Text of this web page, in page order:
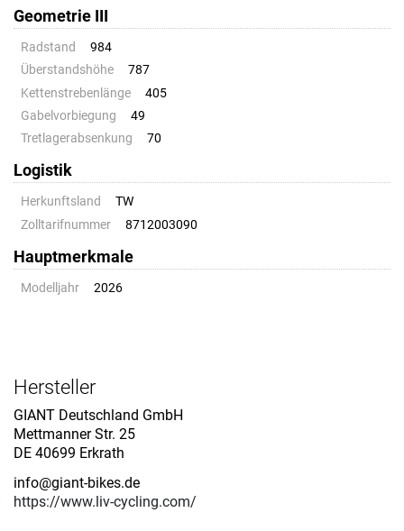
Geometrie III
Radstand
984
Überstandshöhe
787
Kettenstrebenlänge
405
Gabelvorbiegung
49
Tretlagerabsenkung
70
Logistik
Herkunftsland
TW
Zolltarifnummer
8712003090
Hauptmerkmale
Modelljahr 2026
Hersteller
GIANT Deutschland GmbH
Mettmanner Str. 25
DE 40699 Erkrath
info@giant-bikes.de
https://www.liv-cycling.com/